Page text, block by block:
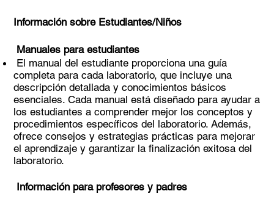
Información sobre Estudiantes/Niños
Manuales para estudiantes
El manual del estudiante proporciona una guía
completa para cada laboratorio, que incluye una
descripción detallada y conocimientos básicos
esenciales. Cada manual está diseñado para ayudar a
los estudiantes a comprender mejor los conceptos y
procedimientos específicos del laboratorio. Además,
ofrece consejos y estrategias prácticas para mejorar
el aprendizaje y garantizar la finalización exitosa del
laboratorio.
Información para profesores y padres